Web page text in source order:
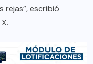
rejas”, escribió